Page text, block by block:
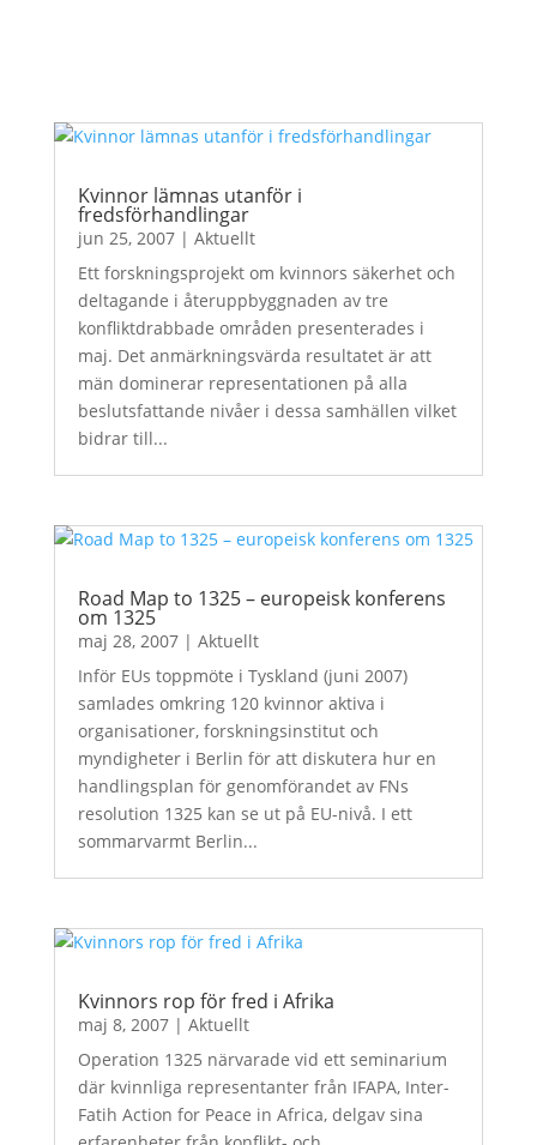
Kvinnor lämnas utanför i
fredsförhandlingar
jun 25, 2007| Aktuellt
Ett forskningsprojekt om kvinnors säkerhet och
deltagande i återuppbyggnaden av tre
konfliktdrabbade områden presenterades i
maj. Det anmärkningsvärda resultatet är att
män dominerar representationen på alla
beslutsfattande nivåer i dessa samhällen vilket
bidrar till...
Road Map to 1325 – europeisk konferens
om 1325
maj 28, 2007| Aktuellt
Inför EUs toppmöte i Tyskland (juni 2007)
samlades omkring 120 kvinnor aktiva i
organisationer, forskningsinstitut och
myndigheter i Berlin för att diskutera hur en
handlingsplan för genomförandet av FNs
resolution 1325 kan se ut på EU-nivå. I ett
sommarvarmt Berlin...
Kvinnors rop för fred i Afrika
maj 8, 2007| Aktuellt
Operation 1325 närvarade vid ett seminarium
där kvinnliga representanter från IFAPA, Inter-
Fatih Action for Peace in Africa, delgav sina